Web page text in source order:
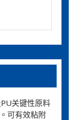
关键性原料
可有效粘附